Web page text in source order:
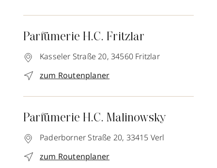
Parfümerie H.C. Fritzlar
Kasseler Straße 20, 34560 Fritzlar
zum Routenplaner
Parfümerie H.C. Malinowsky
Paderborner Straße 20, 33415 Verl
zum Routenplaner